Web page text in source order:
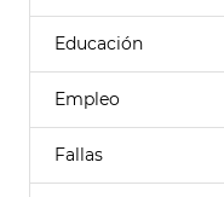
Educación
Empleo
Fallas